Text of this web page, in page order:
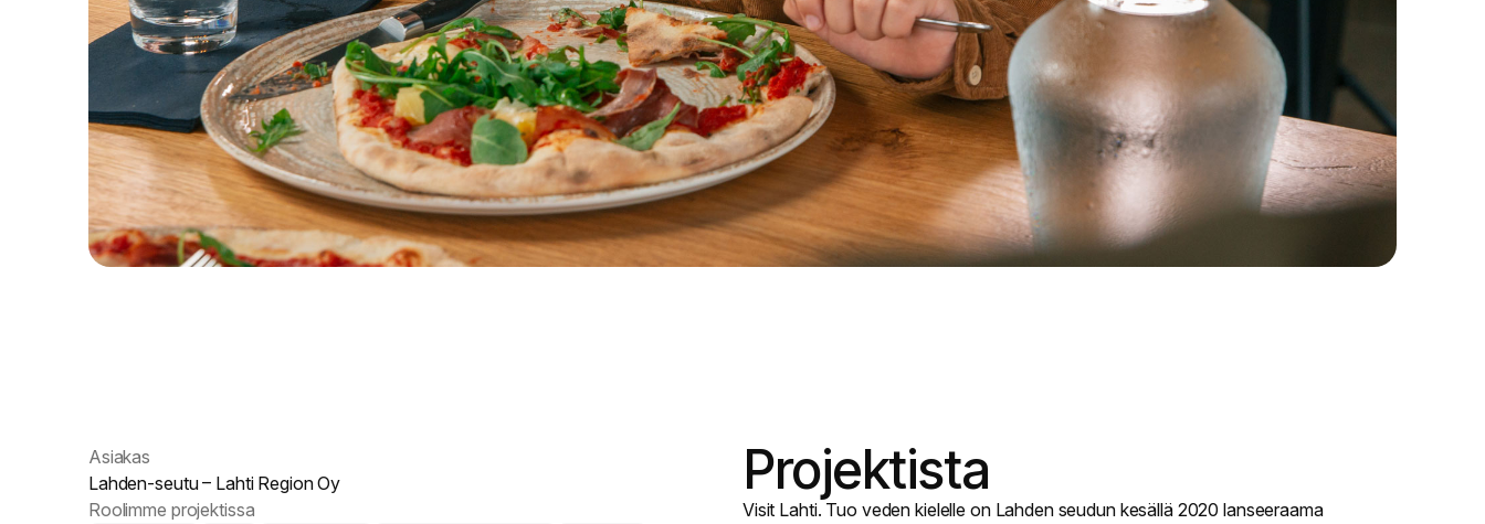
Asiakas
Lahden-seutu – Lahti Region Oy
Roolimme projektissa
Projektista
Visit Lahti. Tuo veden kielelle on Lahden seudun kesällä 2020 lanseeraama